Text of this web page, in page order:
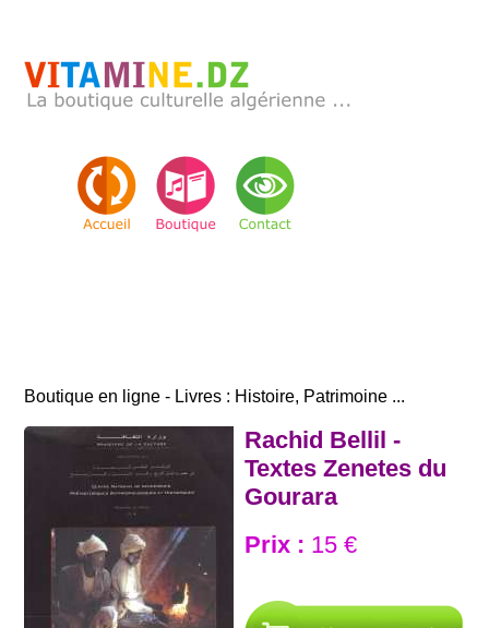
Boutique en ligne - Livres : Histoire, Patrimoine ...
Rachid Bellil -
Textes Zenetes du
Gourara
Prix : 15 €